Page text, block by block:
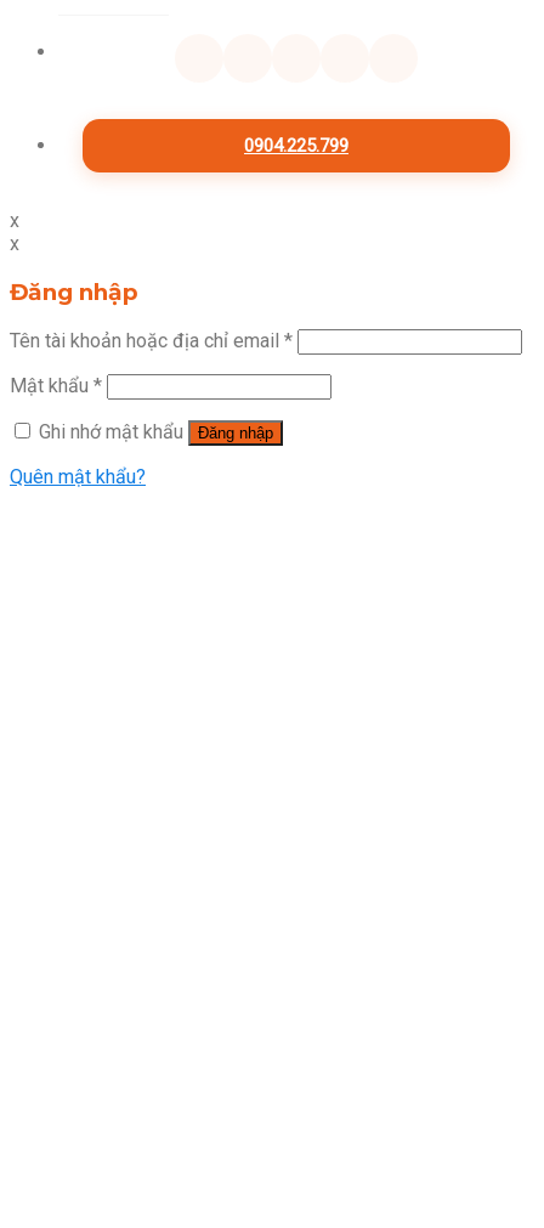
0904.225.799
x
x
Đăng nhập
Tên tài khoản hoặc địa chỉ email *
Mật khẩu *
Ghi nhớ mật khẩu
Đăng nhập
Quên mật khẩu?